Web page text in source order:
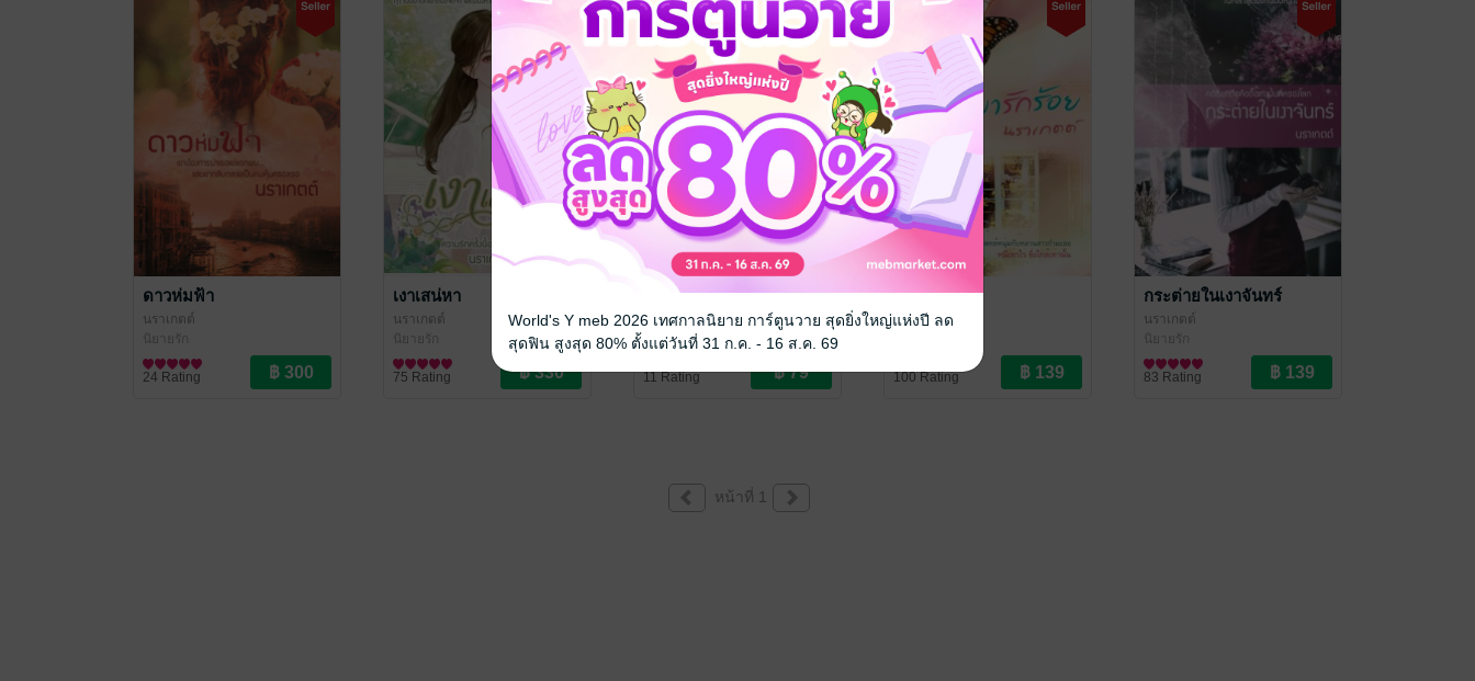
ดาวห่มฟ้า
นราเกตต์
นิยายรัก
24 Rating
เงาเสน่หา
นราเกตต์
นิยายรัก
75 Rating
รวมเรื่องสั้นชุดถึงเธอที่รัก
นราเกตต์
นิยายรัก
11 Rating
บุษบารักร้อย
นราเกตต์
100 Rating
กระต่ายในเงาจันทร์
นราเกตต์
นิยายรัก
83 Rating
หน้าที่ 1
World's Y meb 2026 เทศกาลนิยาย การ์ตูนวาย สุดยิ่งใหญ่แห่งปี ลด
สุดฟิน สูงสุด 80% ตั้งแต่วันที่ 31 ก.ค. - 16 ส.ค. 69